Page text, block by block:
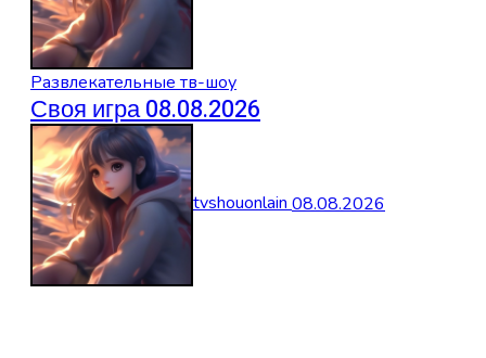
Развлекательные тв-шоу
Своя игра 08.08.2026
tvshouonlain08.08.2026